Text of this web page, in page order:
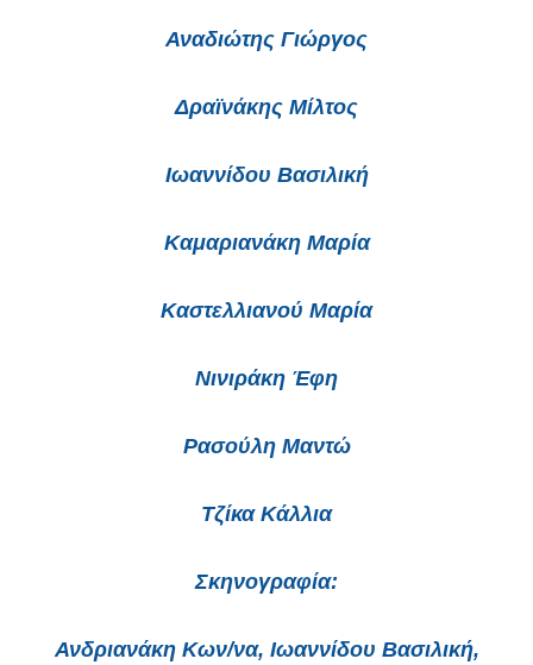
Αναδιώτης Γιώργος
Δραϊνάκης Μίλτος
Ιωαννίδου Βασιλική
Καμαριανάκη Μαρία
Καστελλιανού Μαρία
Νινιράκη Έφη
Ρασούλη Μαντώ
Τζίκα Κάλλια
Σκηνογραφία:
Ανδριανάκη Κων/να, Ιωαννίδου Βασιλική,